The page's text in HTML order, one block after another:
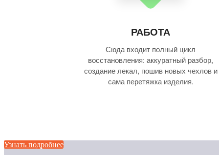
РАБОТА
Сюда входит полный цикл
восстановления: аккуратный разбор,
создание лекал, пошив новых чехлов и
сама перетяжка изделия.
Узнать подробнее